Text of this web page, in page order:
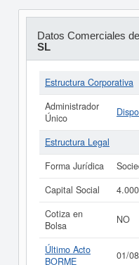
Datos Comerciales de
SL
Estructura Corporativa
Administrador
Único
Estructura Legal
Forma Jurídica
Capital Social
Cotiza en
Bolsa
NO
Último Acto
BORME
01/